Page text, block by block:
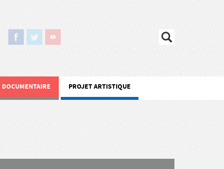
DOCUMENTAIRE PROJET ARTISTIQUE